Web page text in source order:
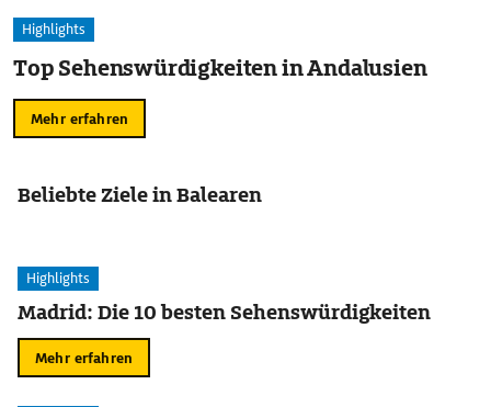
Highlights
Top Sehenswürdigkeiten in Andalusien
Mehr erfahren
Beliebte Ziele in Balearen
Highlights
Madrid: Die 10 besten Sehenswürdigkeiten
Mehr erfahren